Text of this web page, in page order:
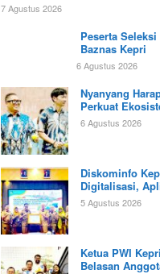
7 Agustus 2026
Peserta Seleksi
Baznas Kepri
6 Agustus 2026
Nyanyang
Perkuat
Padel di Kota
6 Agustus 2026
Diskominfo
Digitalisasi,
Sudah
5 Agustus 2026
Ketua PWI
Belasan